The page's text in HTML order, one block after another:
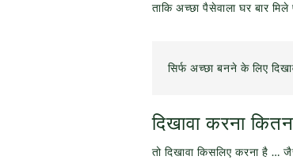
ताकि अच्छा पैसेवाला घर बार
सिर्फ अच्छा बनने के लिए
दिखावा करना
तो दिखावा किसलिए करना है